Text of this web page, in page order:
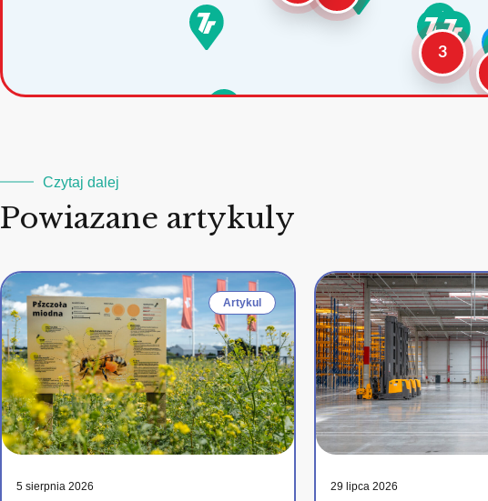
3
Czytaj dalej
Powiazane artykuly
Artykul
5 sierpnia 2026 29 lipca 2026